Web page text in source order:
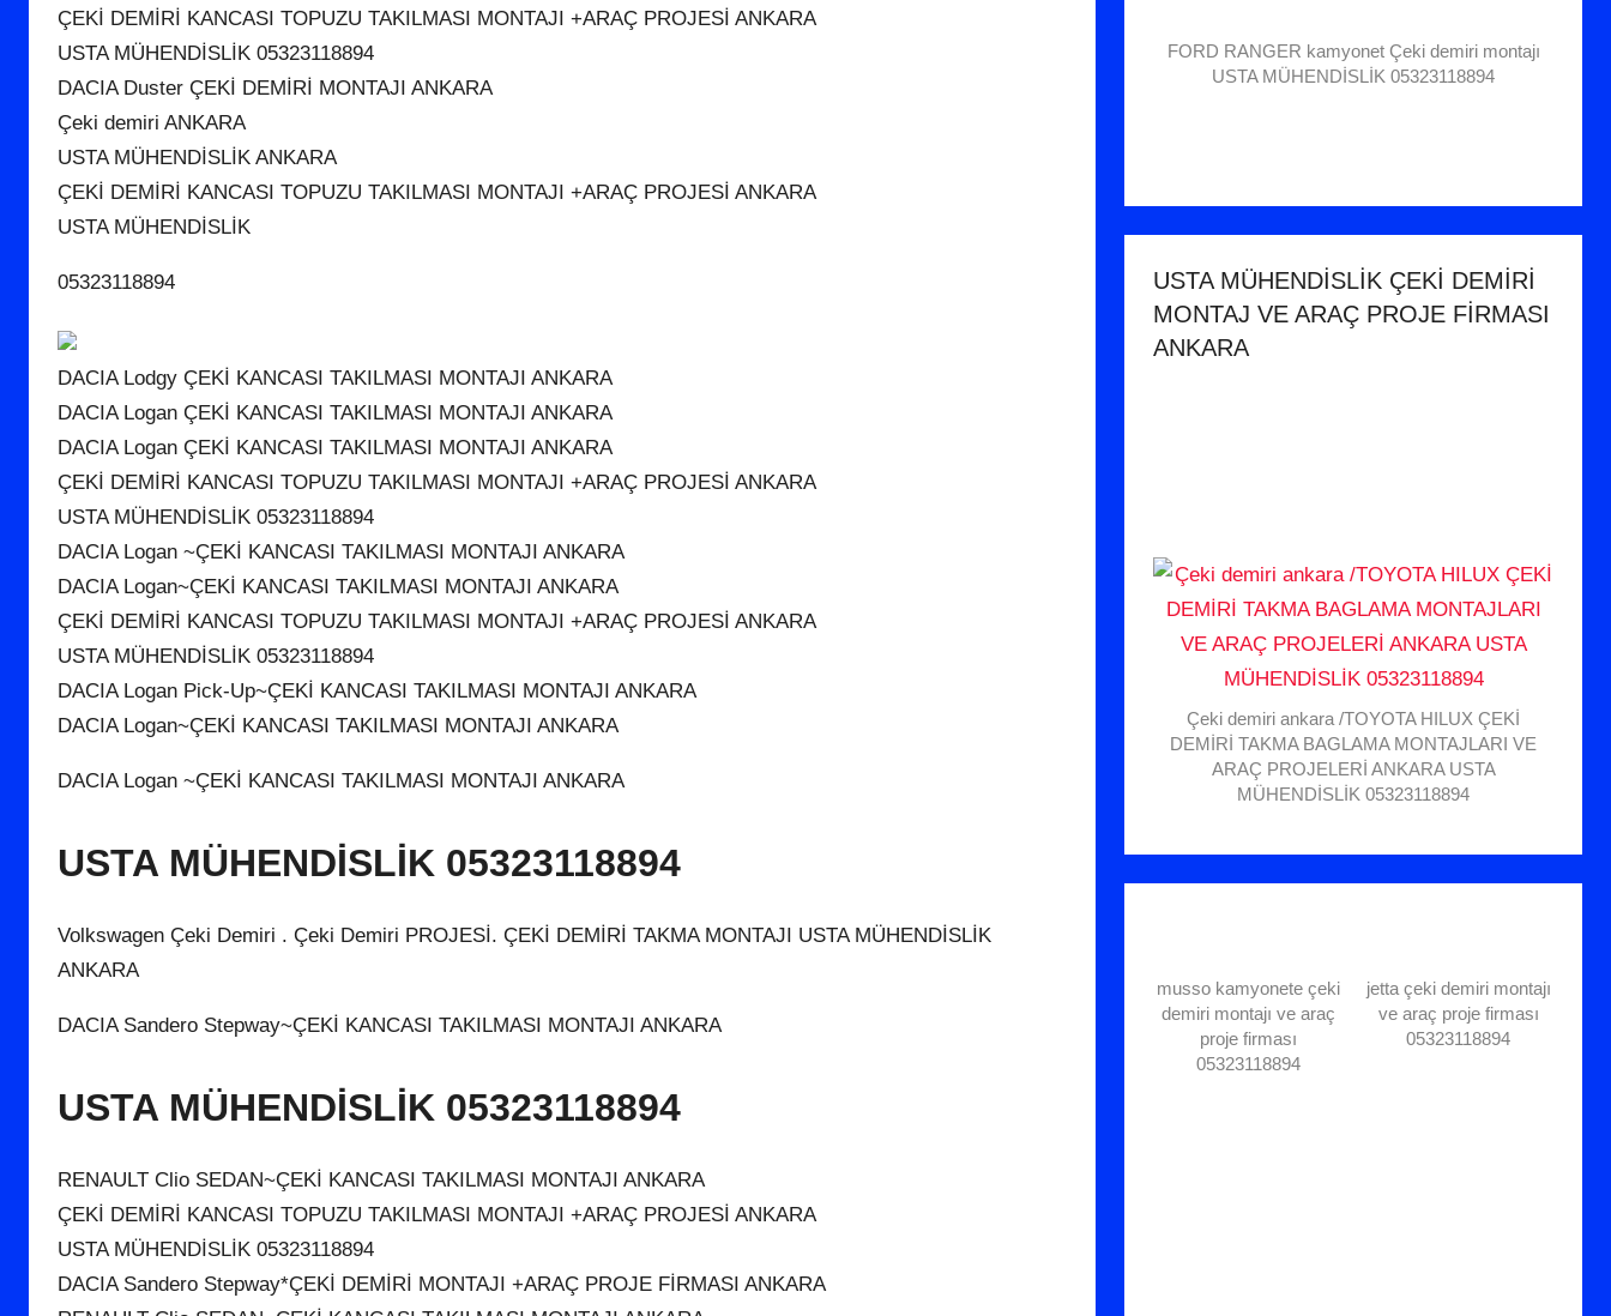
ÇEKİ DEMİRİ KANCASI TOPUZU TAKILMASI MONTAJI +ARAÇ PROJESİ ANKARA
USTA MÜHENDİSLİK 05323118894
DACIA Duster ÇEKİ DEMİRİ MONTAJI ANKARA
Çeki demiri ANKARA
USTA MÜHENDİSLİK ANKARA
ÇEKİ DEMİRİ KANCASI TOPUZU TAKILMASI MONTAJI +ARAÇ PROJESİ ANKARA
USTA MÜHENDİSLİK
05323118894
DACIA Lodgy ÇEKİ KANCASI TAKILMASI MONTAJI ANKARA
DACIA Logan ÇEKİ KANCASI TAKILMASI MONTAJI ANKARA
DACIA Logan ÇEKİ KANCASI TAKILMASI MONTAJI ANKARA
ÇEKİ DEMİRİ KANCASI TOPUZU TAKILMASI MONTAJI +ARAÇ PROJESİ ANKARA
USTA MÜHENDİSLİK 05323118894
DACIA Logan ~ÇEKİ KANCASI TAKILMASI MONTAJI ANKARA
DACIA Logan~ÇEKİ KANCASI TAKILMASI MONTAJI ANKARA
ÇEKİ DEMİRİ KANCASI TOPUZU TAKILMASI MONTAJI +ARAÇ PROJESİ ANKARA
USTA MÜHENDİSLİK 05323118894
DACIA Logan Pick-Up~ÇEKİ KANCASI TAKILMASI MONTAJI ANKARA
DACIA Logan~ÇEKİ KANCASI TAKILMASI MONTAJI ANKARA
DACIA Logan ~ÇEKİ KANCASI TAKILMASI MONTAJI ANKARA
USTA MÜHENDİSLİK 05323118894
Volkswagen Çeki Demiri . Çeki Demiri PROJESİ. ÇEKİ DEMİRİ TAKMA MONTAJI USTA MÜHENDİSLİK
ANKARA
DACIA Sandero Stepway~ÇEKİ KANCASI TAKILMASI MONTAJI ANKARA
USTA MÜHENDİSLİK 05323118894
RENAULT Clio SEDAN~ÇEKİ KANCASI TAKILMASI MONTAJI ANKARA
ÇEKİ DEMİRİ KANCASI TOPUZU TAKILMASI MONTAJI +ARAÇ PROJESİ ANKARA
USTA MÜHENDİSLİK 05323118894
DACIA Sandero Stepway*ÇEKİ DEMİRİ MONTAJI +ARAÇ PROJE FİRMASI ANKARA
FORD RANGER kamyonet Çeki demiri montajı
USTA MÜHENDİSLİK 05323118894
USTA MÜHENDİSLİK ÇEKİ DEMİRİ
MONTAJ VE ARAÇ PROJE FİRMASI
ANKARA
Çeki demiri ankara /TOYOTA HILUX ÇEKİ
DEMİRİ TAKMA BAGLAMA MONTAJLARI VE
ARAÇ PROJELERİ ANKARA USTA
MÜHENDİSLİK 05323118894
musso kamyonete çeki
demiri montajı ve araç
proje firması
05323118894
jetta çeki demiri montajı
ve araç proje firması
05323118894